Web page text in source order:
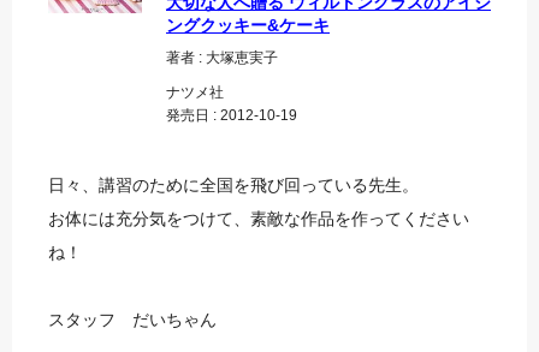
ングクッキー&ケーキ
著者 : 大塚恵実子
ナツメ社
発売日 : 2012-10-19
日々、講習のために全国を飛び回っている先生。
お体には充分気をつけて、素敵な作品を作ってください
ね！
スタッフ だいちゃん